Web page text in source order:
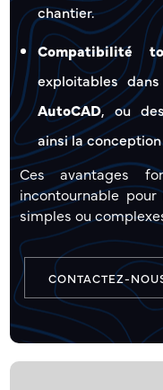
chantier.
Compatibilité
exploitables
AutoCAD, ou
ainsi la
Ces avantages
incontournable
simples ou
CONTACTEZ-